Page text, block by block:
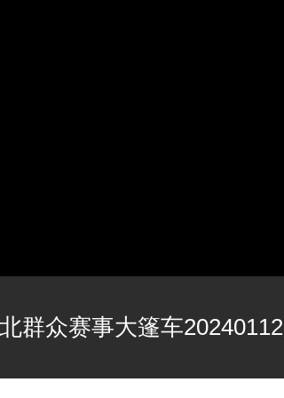
群众赛事大篷车20240112